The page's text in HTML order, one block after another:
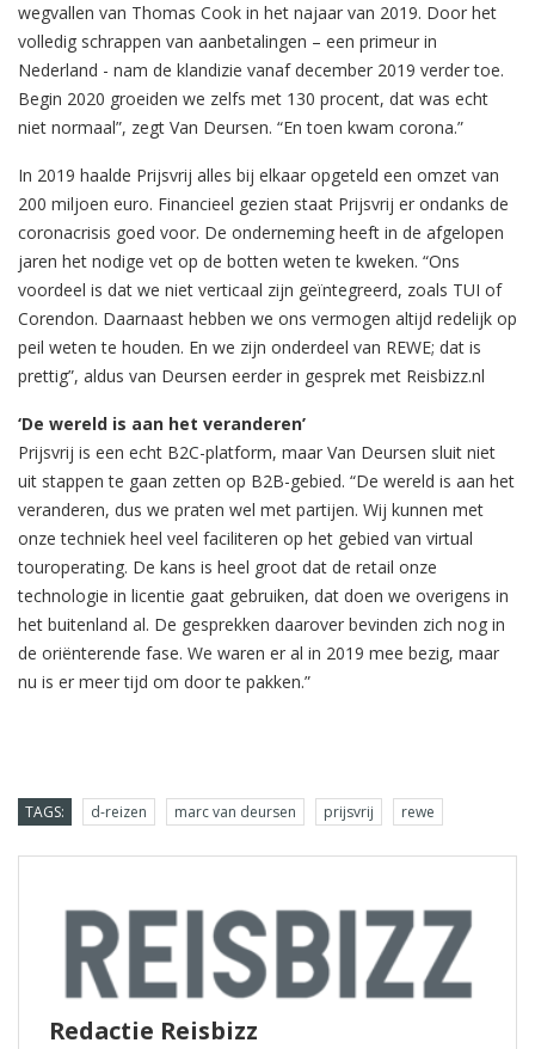
wegvallen van Thomas Cook in het najaar van 2019. Door het
volledig schrappen van aanbetalingen – een primeur in
Nederland - nam de klandizie vanaf december 2019 verder toe.
Begin 2020 groeiden we zelfs met 130 procent, dat was echt
niet normaal”, zegt Van Deursen. “En toen kwam corona.”
In 2019 haalde Prijsvrij alles bij elkaar opgeteld een omzet van
200 miljoen euro. Financieel gezien staat Prijsvrij er ondanks de
coronacrisis goed voor. De onderneming heeft in de afgelopen
jaren het nodige vet op de botten weten te kweken. “Ons
voordeel is dat we niet verticaal zijn geïntegreerd, zoals TUI of
Corendon. Daarnaast hebben we ons vermogen altijd redelijk op
peil weten te houden. En we zijn onderdeel van REWE; dat is
prettig”, aldus van Deursen eerder in gesprek met Reisbizz.nl
‘De wereld is aan het veranderen’
Prijsvrij is een echt B2C-platform, maar Van Deursen sluit niet
uit stappen te gaan zetten op B2B-gebied. “De wereld is aan het
veranderen, dus we praten wel met partijen. Wij kunnen met
onze techniek heel veel faciliteren op het gebied van virtual
touroperating. De kans is heel groot dat de retail onze
technologie in licentie gaat gebruiken, dat doen we overigens in
het buitenland al. De gesprekken daarover bevinden zich nog in
de oriënterende fase. We waren er al in 2019 mee bezig, maar
nu is er meer tijd om door te pakken.”
TAGS: d-reizen marc van deursen prijsvrij rewe
Redactie Reisbizz